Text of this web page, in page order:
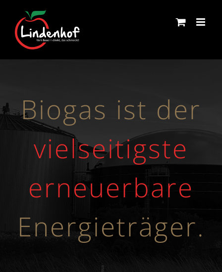
content
Biogas ist der
vielseitigste
erneuerbare
Energieträger.